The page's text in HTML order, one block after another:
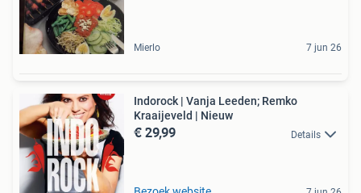
Mierlo 7 jun 26
Indorock | Vanja Leeden; Remko
Kraaijeveld | Nieuw
€ 29,99 Details